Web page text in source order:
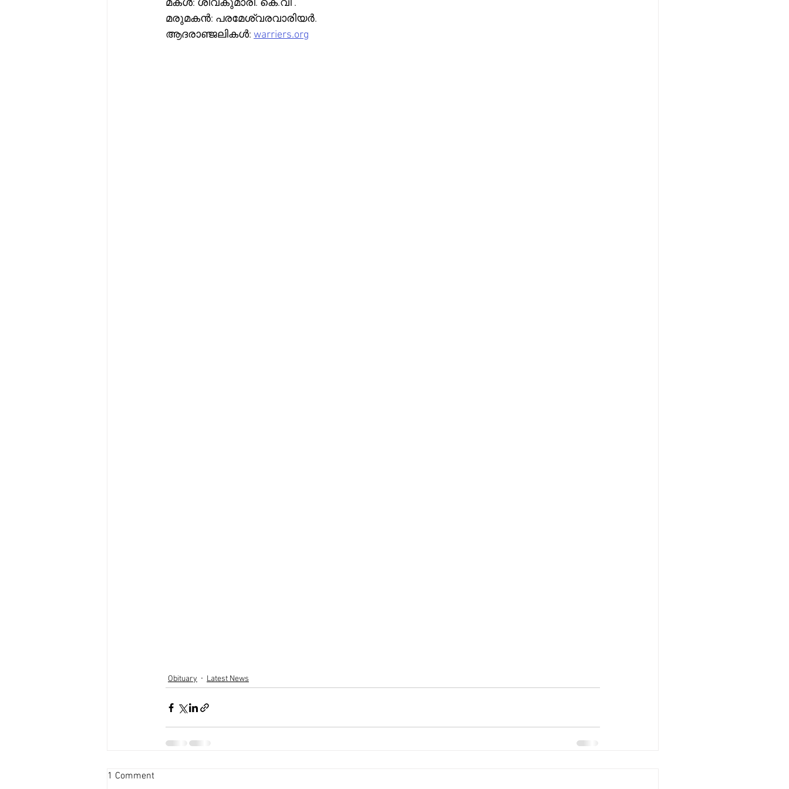
മകൾ: ശിവകുമാരി. കെ.വി .
മരുമകൻ: പരമേശ്വരവാരിയർ.
ആദരാഞ്ജലികൾ: warriers.org
Obituary Latest News
1 Comment